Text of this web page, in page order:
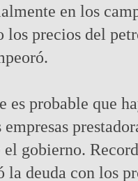
en los
los precios del
es probable que
empresas
el gobierno.
deuda con los